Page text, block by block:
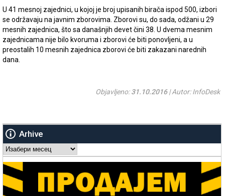
U 41 mesnoj zajednici, u kojoj je broj upisanih birača ispod 500, izbori
se održavaju na javnim zborovima. Zborovi su, do sada, odžani u 29
mesnih zajednica, što sa današnjih devet čini 38. U dvema mesnim
zajednicama nije bilo kvoruma i zborovi će biti ponovljeni, a u
preostalih 10 mesnih zajednica zborovi će biti zakazani narednih
dana.
Objavljeno:31.10.2016| Autor: InfoDesk
Arhive
Arhive